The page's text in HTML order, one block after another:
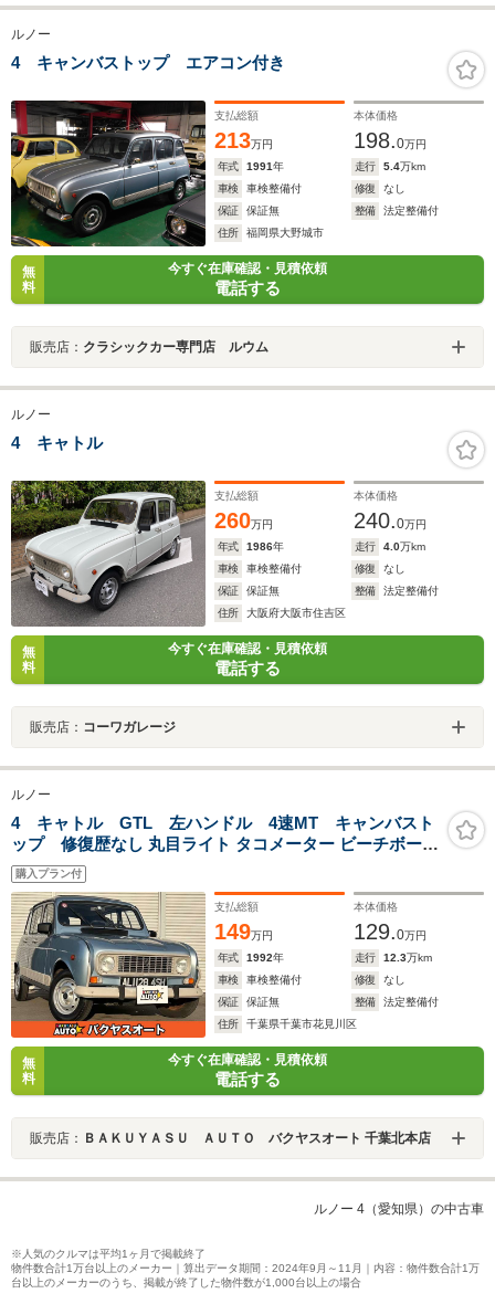
ルノー
4 キャンバストップ エアコン付き
支払総額
213万円
本体価格
198.0万円
年式
1991年 走行 5.4万km
車検
車検整備付 修復
なし
保証
保証無 整備
法定整備付
住所
福岡県大野城市
無
料
今すぐ在庫確認・見積依頼
電話する
販売店： クラシックカー専門店 ルウム
ルノー
4 キャトル
支払総額
260万円
本体価格
240.0万円
年式
1986年 走行 4.0万km
車検
車検整備付 修復
なし
保証
保証無 整備
法定整備付
住所
大阪府大阪市住吉区
無
料
今すぐ在庫確認・見積依頼
電話する
販売店： コーワガレージ
ルノー
4 キャトル GTL 左ハンドル 4速MT キャンバスト
ップ 修復歴なし 丸目ライト タコメーター ビーチボーイ
ズ
購入プラン付
支払総額
149万円
本体価格
129.0万円
年式
1992年 走行 12.3万km
車検
車検整備付 修復
なし
保証
保証無 整備
法定整備付
住所
千葉県千葉市花見川区
無
料
今すぐ在庫確認・見積依頼
電話する
販売店： ＢＡＫＵＹＡＳＵ ＡＵＴＯ バクヤスオート 千葉北本店
ルノー 4（愛知県）の中古車
※人気のクルマは平均1ヶ月で掲載終了
物件数合計1万台以上のメーカー｜算出データ期間：2024年9月～11月｜内容：物件数合計1万
台以上のメーカーのうち、掲載が終了した物件数が1,000台以上の場合